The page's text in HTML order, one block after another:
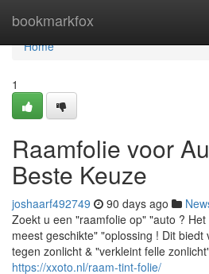
bookmarkfox
Home
Home
1
Raamfolie voor
Beste Keuze
joshaarf492749 90 days ago
Zoekt u een "raamfolie op" "auto ?
meest geschikte" "oplossing ! Dit
tegen zonlicht & "verkleint felle
https://xxoto.nl/raam-tint-folie/